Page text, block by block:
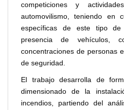
competiciones y
automovilismo, teniendo en
específicas de este tipo de
presencia de vehículos,
concentraciones de personas
de seguridad.
El trabajo desarrolla de
dimensionado de la
incendios, partiendo del